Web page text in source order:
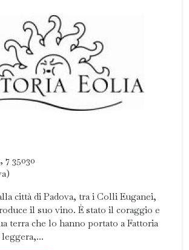
35030
città di Padova, tra i Colli Euganei,
il suo vino. È stato il coraggio e
terra che lo hanno portato a Fattoria